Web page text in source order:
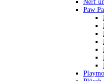
Nerf
Paw